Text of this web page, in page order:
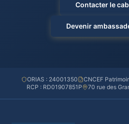
Contacter le
Devenir
ORIAS : 24001350
CNCEF
RCP : RD01907851P
70 rue des